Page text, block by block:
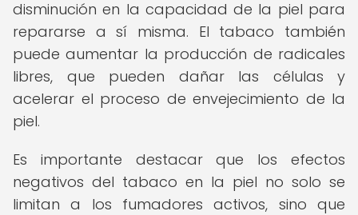
disminución en la capacidad de la piel para
repararse a sí misma. El tabaco también
puede aumentar la producción de radicales
libres, que pueden dañar las células y
acelerar el proceso de envejecimiento de la
piel.
Es importante destacar que los efectos
negativos del tabaco en la piel no solo se
limitan a los fumadores activos, sino que